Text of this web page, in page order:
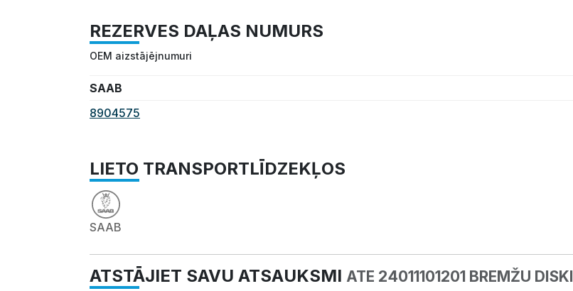
REZERVES DAĻAS NUMURS
OEM aizstājējnumuri
SAAB
8904575
LIETO TRANSPORTLĪDZEKĻOS
SAAB
ATSTĀJIET SAVU ATSAUKSMI ATE 24011101201 BREMŽU DISKI